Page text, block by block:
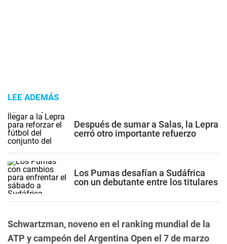
LEE ADEMÁS
Después de sumar a Salas, la Lepra
cerró otro importante refuerzo
Los Pumas desafían a Sudáfrica
con un debutante entre los titulares
Schwartzman, noveno en el ranking mundial de la
ATP y campeón del Argentina Open el 7 de marzo